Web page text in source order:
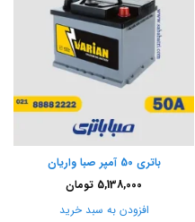
باتری 50 آمپر صبا واریان
5,138,000 تومان
افزودن به سبد خرید